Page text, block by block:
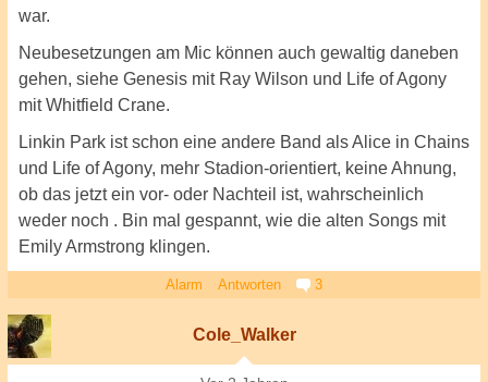
war.
Neubesetzungen am Mic können auch gewaltig daneben
gehen, siehe Genesis mit Ray Wilson und Life of Agony
mit Whitfield Crane.
Linkin Park ist schon eine andere Band als Alice in Chains
und Life of Agony, mehr Stadion-orientiert, keine Ahnung,
ob das jetzt ein vor- oder Nachteil ist, wahrscheinlich
weder noch . Bin mal gespannt, wie die alten Songs mit
Emily Armstrong klingen.
Alarm Antworten 3
Cole_Walker